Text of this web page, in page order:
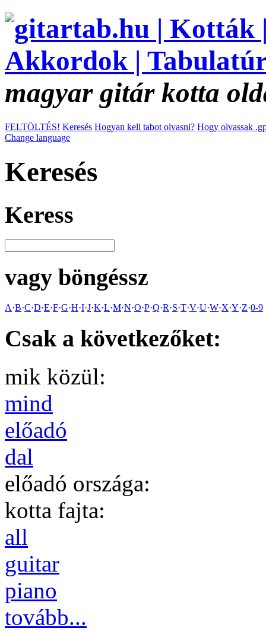
magyar gitár kotta
FELTÖLTÉS! Keresés Hogyan kell tabot olvasni? Hogy olvassak
Change language
Keresés
Keress
vagy böngéssz
A·B·C·D·E·F·G·H·I·J·K·L·M·N·O·P·Q·R·S·T·V·U·W·X·Y·Z·0-9
Csak a következőket:
mik közül:
mind
előadó
dal
előadó országa:
kotta fajta:
all
guitar
piano
tovább...